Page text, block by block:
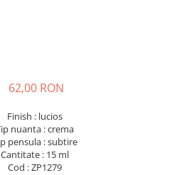
62,00 RON
Finish : lucios
nuanta : crema
pensula : subtire
Cantitate : 15 ml
Cod : ZP1279